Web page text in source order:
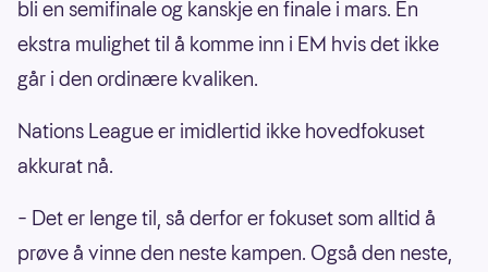
bli en semifinale og kanskje en finale i mars. En
ekstra mulighet til å komme inn i EM hvis det ikke
går i den ordinære kvaliken.
Nations League er imidlertid ikke hovedfokuset
akkurat nå.
– Det er lenge til, så derfor er fokuset som alltid å
prøve å vinne den neste kampen. Også den neste,